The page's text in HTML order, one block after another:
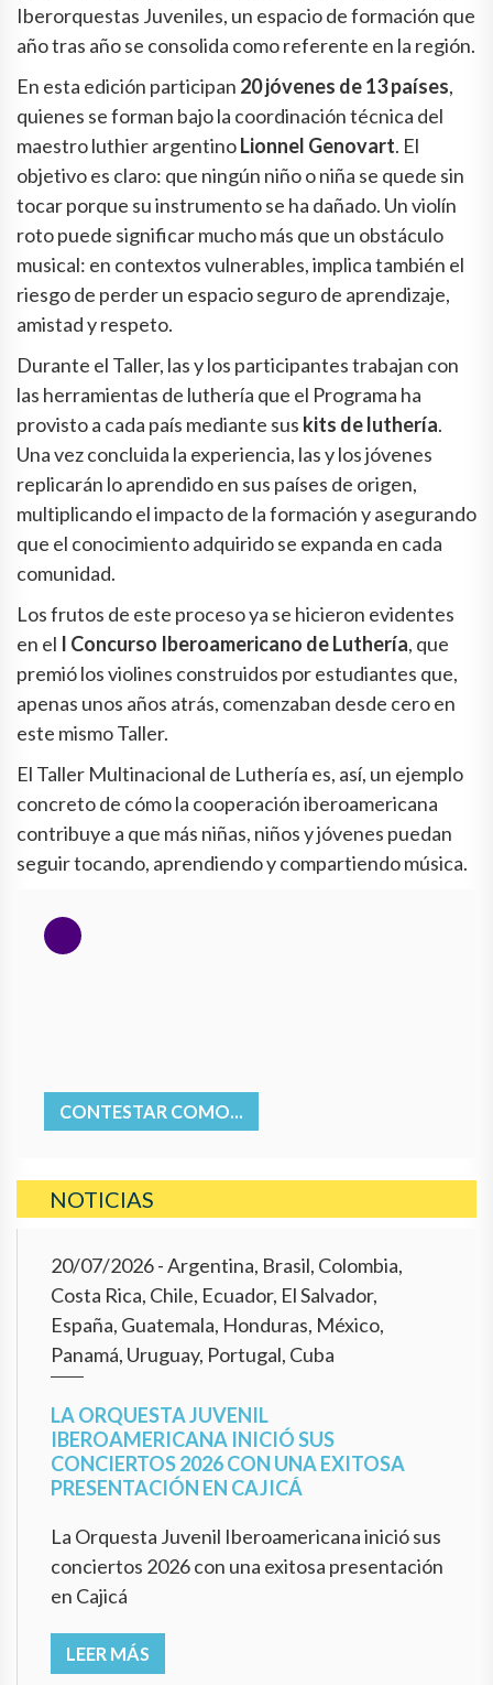
Iberorquestas Juveniles, un espacio de formación que
año tras año se consolida como referente en la región.
En esta edición participan 20 jóvenes de 13 países,
quienes se forman bajo la coordinación técnica del
maestro luthier argentinoLionnel Genovart. El
objetivo es claro: que ningún niño o niña se quede sin
tocar porque su instrumento se ha dañado. Un violín
roto puede significar mucho más que un obstáculo
musical: en contextos vulnerables, implica también el
riesgo de perder un espacio seguro de aprendizaje,
amistad y respeto.
Durante el Taller, las y los participantes trabajan con
las herramientas de luthería que el Programa ha
provisto a cada país mediante sus kits de luthería.
Una vez concluida la experiencia, las y los jóvenes
replicarán lo aprendido en sus países de origen,
multiplicando el impacto de la formación y asegurando
que el conocimiento adquirido se expanda en cada
comunidad.
Los frutos de este proceso ya se hicieron evidentes
en el I Concurso Iberoamericano de Luthería, que
premió los violines construidos por estudiantes que,
apenas unos años atrás, comenzaban desde cero en
este mismo Taller.
El Taller Multinacional de Luthería es, así, un ejemplo
concreto de cómo la cooperación iberoamericana
contribuye a que más niñas, niños y jóvenes puedan
seguir tocando, aprendiendo y compartiendo música.
CONTESTAR COMO...
NOTICIAS
20/07/2026- Argentina, Brasil, Colombia,
Costa Rica, Chile, Ecuador, El Salvador,
España, Guatemala, Honduras, México,
Panamá, Uruguay, Portugal, Cuba
LA ORQUESTA JUVENIL
IBEROAMERICANA INICIÓ SUS
CONCIERTOS 2026 CON UNA EXITOSA
PRESENTACIÓN EN CAJICÁ
La Orquesta Juvenil Iberoamericana inició sus
conciertos 2026 con una exitosa presentación
en Cajicá
LEER MÁS